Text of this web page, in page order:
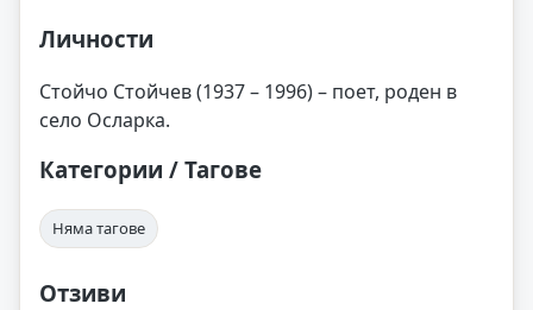
Личности
Стойчо Стойчев (1937 – 1996) – поет, роден в
село Осларка.
Категории / Тагове
Няма тагове
Отзиви